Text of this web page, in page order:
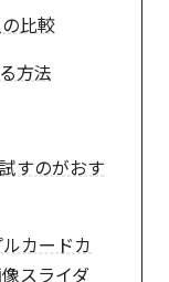
比較
方法
すのがおす
カードカ
スライダ